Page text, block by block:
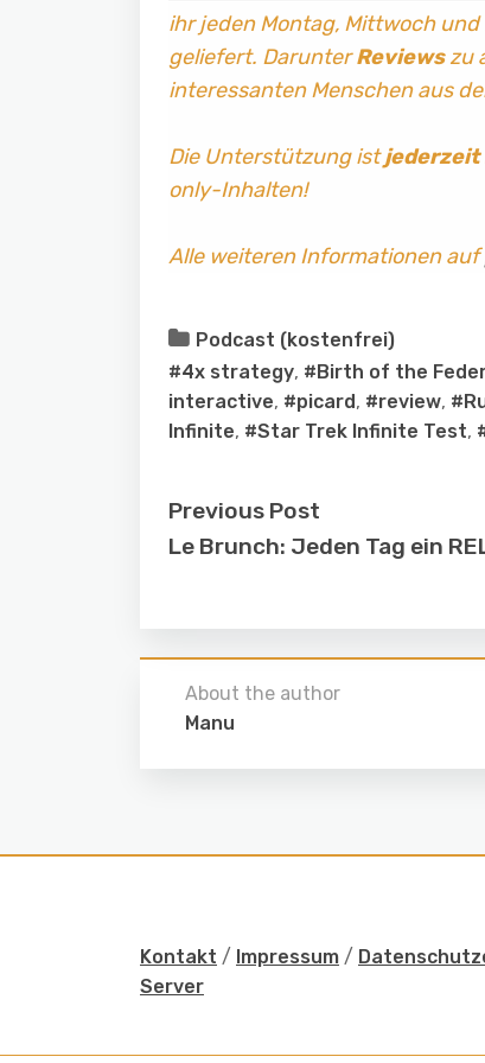
ihr jeden Montag, Mittwoch
geliefert. DarunterReviewszu
interessanten Menschen aus
Die Unterstützung istjederzeit
only-Inhalten!
Alle weiteren Informationen auf
Podcast (kostenfrei)
#4x strategy, #Birth of the
interactive, #picard , #review,
Infinite, #Star Trek Infinite Test,
Previous Post
Le Brunch: Jeden Tag ein
About the author
Manu
Kontakt / Impressum /
Server